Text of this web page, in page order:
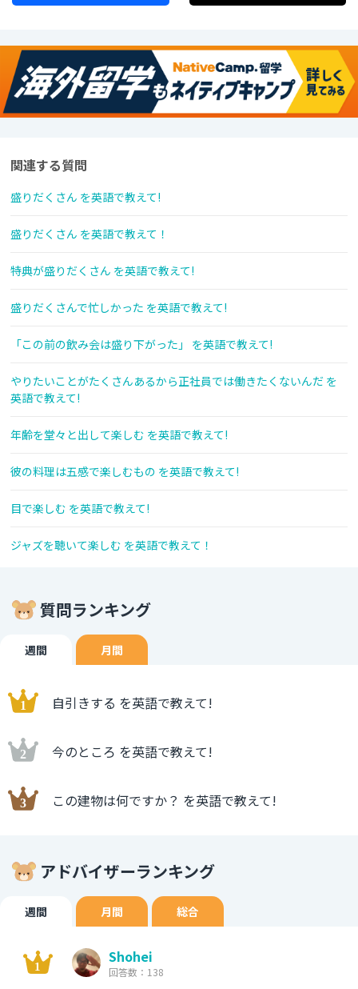
関連する質問
盛りだくさん を英語で教えて!
盛りだくさん を英語で教えて！
特典が盛りだくさん を英語で教えて!
盛りだくさんで忙しかった を英語で教えて!
「この前の飲み会は盛り下がった」 を英語で教えて!
やりたいことがたくさんあるから正社員では働きたくないんだ を
英語で教えて!
年齢を堂々と出して楽しむ を英語で教えて!
彼の料理は五感で楽しむもの を英語で教えて!
目で楽しむ を英語で教えて!
ジャズを聴いて楽しむ を英語で教えて！
質問ランキング
週間 月間
自引きする を英語で教えて!
今のところ を英語で教えて!
この建物は何ですか？ を英語で教えて!
アドバイザーランキング
週間 月間 総合
Shohei
回答数：138